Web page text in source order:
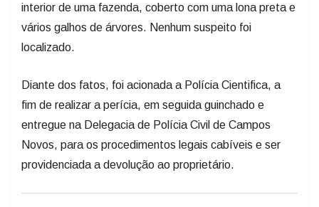
interior de uma fazenda, coberto com uma lona preta e
vários galhos de árvores. Nenhum suspeito foi
localizado.
Diante dos fatos, foi acionada a Polícia Cientifica, a
fim de realizar a perícia, em seguida guinchado e
entregue na Delegacia de Polícia Civil de Campos
Novos, para os procedimentos legais cabíveis e ser
providenciada a devolução ao proprietário.